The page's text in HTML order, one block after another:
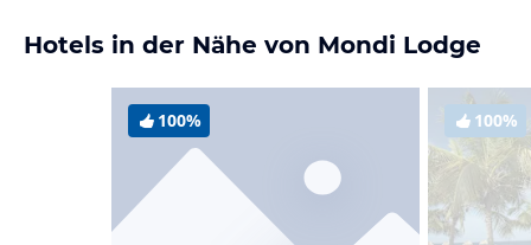
Hotels in der Nähe von Mondi Lodge
100% 100%